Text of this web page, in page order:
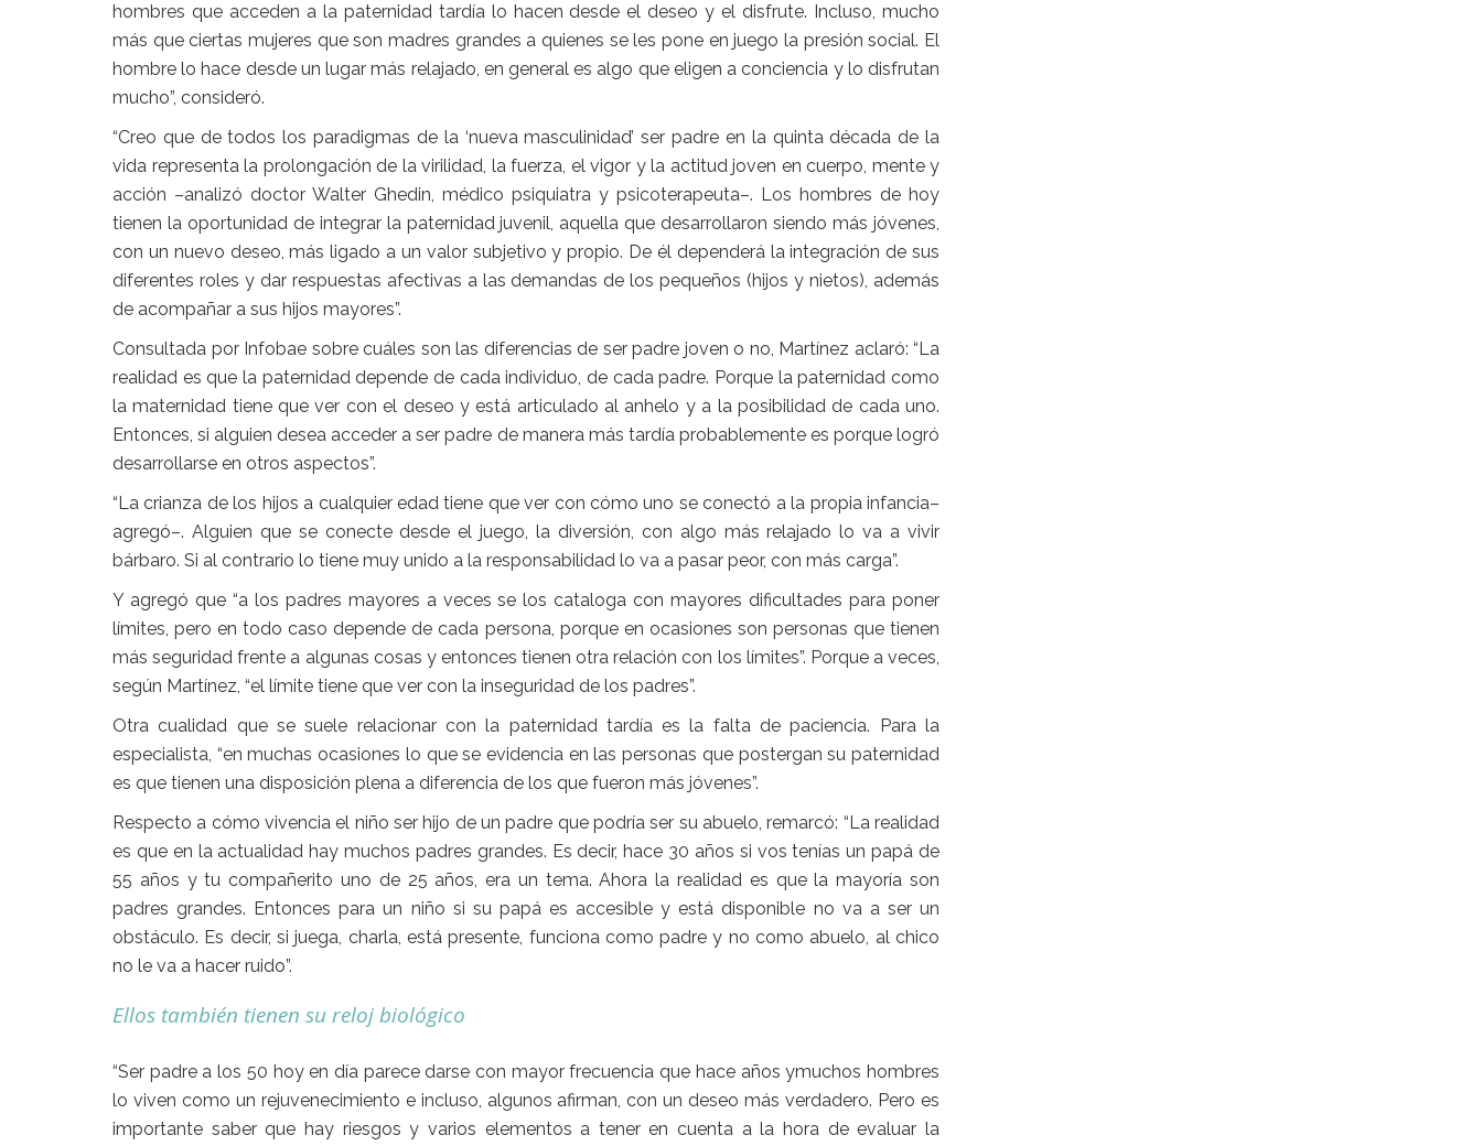
hombres que acceden a la paternidad tardía lo hacen desde el deseo y el disfrute. Incluso, mucho
más que ciertas mujeres que son madres grandes a quienes se les pone en juego la presión social. El
hombre lo hace desde un lugar más relajado, en general es algo que eligen a conciencia y lo disfrutan
mucho”, consideró.
“Creo que de todos los paradigmas de la ‘nueva masculinidad’ser padre en la quinta década de la
vida representa la prolongación de la virilidad, la fuerza, el vigor y la actitud joven en cuerpo, mente y
acción –analizó doctor Walter Ghedin, médico psiquiatra y psicoterapeuta–. Los hombres de hoy
tienen la oportunidad de integrar la paternidad juvenil, aquella que desarrollaron siendo más jóvenes,
con un nuevo deseo, más ligado a un valor subjetivo y propio. De él dependerá la integración de sus
diferentes roles y dar respuestas afectivas a las demandas de los pequeños (hijos y nietos), además
de acompañar a sus hijos mayores”.
Consultada por Infobae sobre cuáles son las diferencias de ser padre joven o no, Martínez aclaró: “La
realidad es que la paternidad depende de cada individuo, de cadapadre. Porque la paternidad como
la maternidad tiene que ver con el deseo y está articulado al anhelo y a la posibilidad de cada uno.
Entonces, si alguien desea acceder a ser padre de manera más tardía probablemente es porque logró
desarrollarse en otros aspectos”.
“La crianza de los hijos a cualquier edad tiene que ver con cómo uno se conectó a la propia infancia–
agregó–. Alguien que se conecte desde el juego, la diversión, con algo más relajado lo va a vivir
bárbaro. Si al contrario lo tiene muy unido a la responsabilidad lo va a pasar peor, con más carga”.
Y agregó que “a los padres mayores a veces se los cataloga con mayores dificultades para poner
límites, pero en todo caso depende de cada persona, porque en ocasiones son personas que tienen
más seguridad frente a algunas cosas y entonces tienen otra relación con los límites”. Porque a veces,
según Martínez, “el límite tiene que ver con la inseguridad de los padres”.
Otra cualidad que se suele relacionar con la paternidad tardía es la falta de paciencia. Para la
especialista, “en muchas ocasiones lo que se evidencia en las personas que postergan su paternidad
es que tienen una disposición plena a diferencia de los que fueron más jóvenes”.
Respecto a cómo vivencia el niño ser hijo de un padre que podría ser su abuelo, remarcó: “La realidad
es que en la actualidad hay muchos padres grandes. Es decir, hace 30 años si vos tenías un papá de
55 años y tu compañerito uno de 25 años, era un tema. Ahora la realidad es que la mayoría son
padres grandes. Entonces para un niño si su papá es accesible y está disponible no va a ser un
obstáculo. Es decir, si juega, charla, está presente, funciona como padre y no como abuelo, al chico
no le va a hacer ruido”.
Ellos también tienen su reloj biológico
“Ser padre a los 50 hoy en día parece darse con mayor frecuencia que hace años ymuchos hombres
lo viven como un rejuvenecimiento e incluso, algunos afirman, con undeseo más verdadero. Pero es
importante saber que hay riesgos y varios elementos a tener en cuenta a la hora de evaluar la